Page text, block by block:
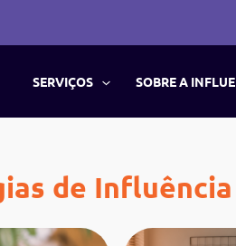
SERVIÇOS SOBRE A
de Influência